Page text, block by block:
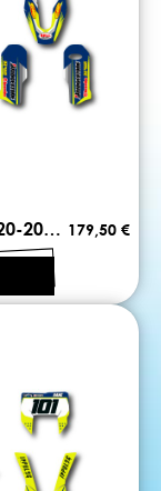
MX Grafiche HUSQVARNA 350 FE 2020-2023 LINE 179,50 €